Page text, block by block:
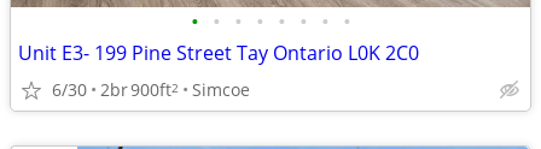
• • • • • • • •
Unit E3- 199 Pine Street Tay Ontario L0K 2C0
6/30 2br900ft2 Simcoe